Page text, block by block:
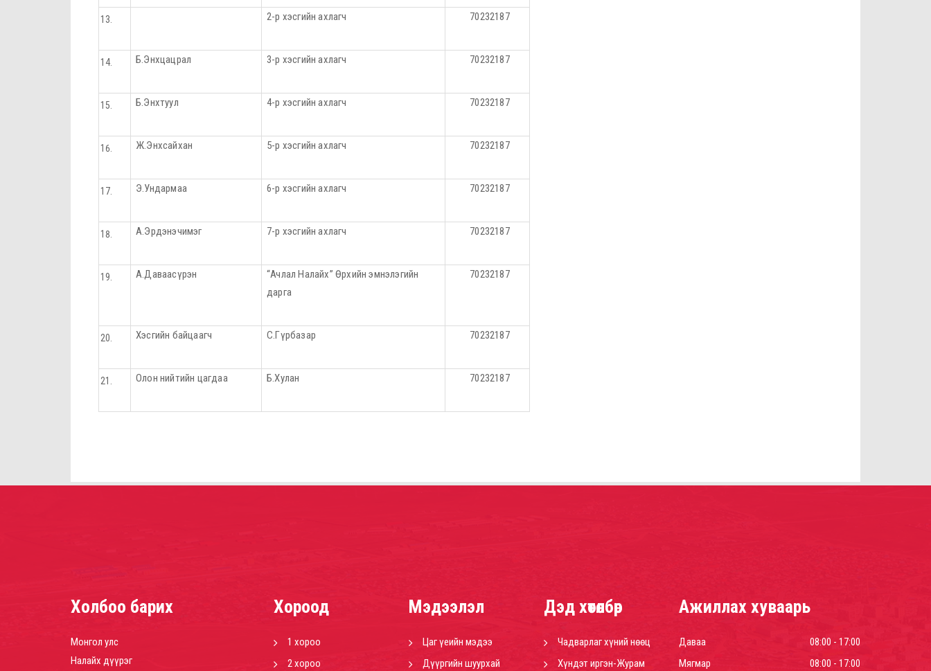
2-р хэсгийн ахлагч 70232187
Б.Энхцацрал 3-р хэсгийн ахлагч 70232187
Б.Энхтуул 4-р хэсгийн ахлагч 70232187
Ж.Энхсайхан 5-р хэсгийн ахлагч 70232187
Э.Ундармаа 6-р хэсгийн ахлагч 70232187
А.Эрдэнэчимэг 7-р хэсгийн ахлагч 70232187
А.Даваасүрэн
“Ачлал Налайх” Өрхийн эмнэлэгийн
дарга
70232187
Хэсгийн байцаагч С.Гүрбазар 70232187
Олон нийтийн цагдаа Б.Хулан 70232187
Холбоо барих
Монгол улс
Налайх дүүрэг
Хороод
1 хороо
2 хороо
Мэдээлэл
Цаг үеийн мэдээ
Дүүргийн шуурхай
Дэд хөтөлбөр
Чадварлаг хүний нөөц
Хүндэт иргэн-Журам
Ажиллах хуваарь
Даваа
08:00 - 17:00
Мягмар
08:00 - 17:00